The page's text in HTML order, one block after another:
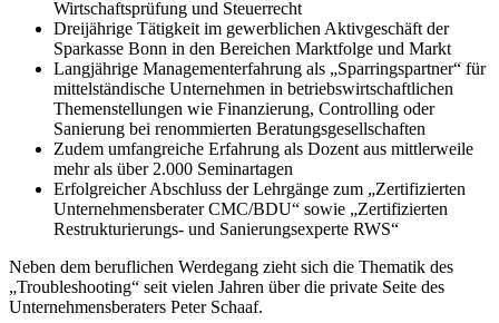
Wirtschaftsprüfung und Steuerrecht
Dreijährige Tätigkeit im gewerblichen Aktivgeschäft der
Sparkasse Bonn in den Bereichen Marktfolge und Markt
Langjährige Managementerfahrung als „Sparringspartner“ für
mittelständische Unternehmen in betriebswirtschaftlichen
Themenstellungen wie Finanzierung, Controlling oder
Sanierung bei renommierten Beratungsgesellschaften
Zudem umfangreiche Erfahrung als Dozent aus mittlerweile
mehr als über 2.000 Seminartagen
Erfolgreicher Abschluss der Lehrgänge zum „Zertifizierten
Unternehmensberater CMC/BDU“ sowie „Zertifizierten
Restrukturierungs- und Sanierungsexperte RWS“
Neben dem beruflichen Werdegang zieht sich die Thematik des
„Troubleshooting“ seit vielen Jahren über die private Seite des
Unternehmensberaters Peter Schaaf.